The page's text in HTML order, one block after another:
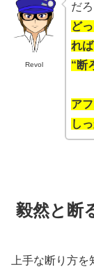
Revol
だ
ど
れば
“断
ア
し
毅然と断
上手な断り方